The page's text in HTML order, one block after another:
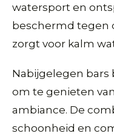
watersport en
beschermd tegen
zorgt voor kalm
Nabijgelegen bars
om te genieten
ambiance. De
schoonheid en